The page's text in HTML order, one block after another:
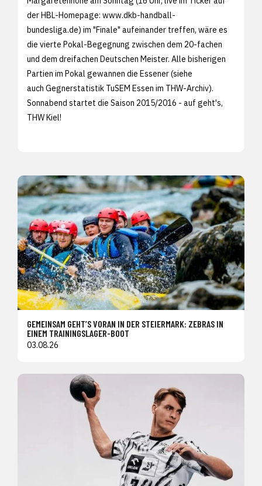
der HBL-Homepage: www.dkb-handball-
bundesliga.de) im "Finale" aufeinander treffen, wäre es
die vierte Pokal-Begegnung zwischen dem 20-fachen
und dem dreifachen Deutschen Meister. Alle bisherigen
Partien im Pokal gewannen die Essener (siehe
auch Gegnerstatistik TuSEM Essen im THW-Archiv).
Sonnabend startet die Saison 2015/2016 - auf geht's,
THW Kiel!
GEMEINSAM GEHT’S VORAN IN DER STEIERMARK: ZEBRAS IN
EINEM TRAININGSLAGER-BOOT
03.08.26